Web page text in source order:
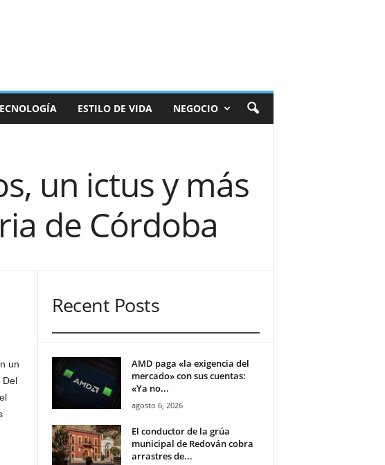
ESTILO DE VIDA NEGOCIO
un ictus y más
de Córdoba
un
Del
Recent Posts
AMD paga «la exigencia del
mercado» con sus cuentas:
«Ya no...
agosto 6, 2026
El conductor de la grúa
municipal de Redován cobra
arrastres de...